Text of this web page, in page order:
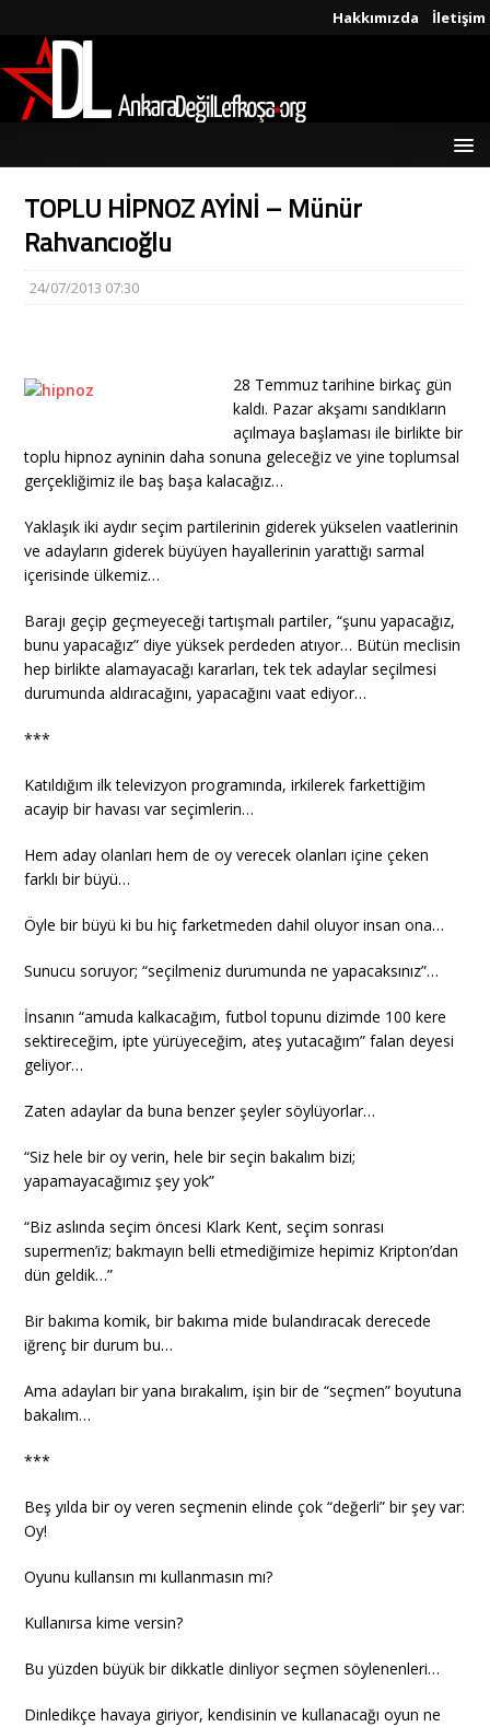
Hakkımızda İletişim
TOPLU HİPNOZ AYİNİ – Münür
Rahvancıoğlu
24/07/2013 07:30
28 Temmuz tarihine birkaç gün
kaldı. Pazar akşamı sandıkların
açılmaya başlaması ile birlikte bir
toplu hipnoz ayninin daha sonuna geleceğiz ve yine toplumsal
gerçekliğimiz ile baş başa kalacağız…
Yaklaşık iki aydır seçim partilerinin giderek yükselen vaatlerinin
ve adayların giderek büyüyen hayallerinin yarattığı sarmal
içerisinde ülkemiz…
Barajı geçip geçmeyeceği tartışmalı partiler, “şunu yapacağız,
bunu yapacağız” diye yüksek perdeden atıyor… Bütün meclisin
hep birlikte alamayacağı kararları, tek tek adaylar seçilmesi
durumunda aldıracağını, yapacağını vaat ediyor…
***
Katıldığım ilk televizyon programında, irkilerek farkettiğim
acayip bir havası var seçimlerin…
Hem aday olanları hem de oy verecek olanları içine çeken
farklı bir büyü…
Öyle bir büyü ki bu hiç farketmeden dahil oluyor insan ona…
Sunucu soruyor; “seçilmeniz durumunda ne yapacaksınız”…
İnsanın “amuda kalkacağım, futbol topunu dizimde 100 kere
sektireceğim, ipte yürüyeceğim, ateş yutacağım” falan deyesi
geliyor…
Zaten adaylar da buna benzer şeyler söylüyorlar…
“Siz hele bir oy verin, hele bir seçin bakalım bizi;
yapamayacağımız şey yok”
“Biz aslında seçim öncesi Klark Kent, seçim sonrası
supermen’iz; bakmayın belli etmediğimize hepimiz Kripton’dan
dün geldik…”
Bir bakıma komik, bir bakıma mide bulandıracak derecede
iğrenç bir durum bu…
Ama adayları bir yana bırakalım, işin bir de “seçmen” boyutuna
bakalım…
***
Beş yılda bir oy veren seçmenin elinde çok “değerli” bir şey var:
Oy!
Oyunu kullansın mı kullanmasın mı?
Kullanırsa kime versin?
Bu yüzden büyük bir dikkatle dinliyor seçmen söylenenleri…
Dinledikçe havaya giriyor, kendisinin ve kullanacağı oyun ne